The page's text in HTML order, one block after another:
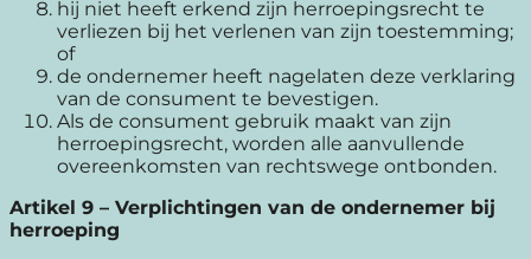
hij niet heeft erkend zijn herroepingsrecht te
verliezen bij het verlenen van zijn toestemming;
of
de ondernemer heeft nagelaten deze verklaring
van de consument te bevestigen.
Als de consument gebruik maakt van zijn
herroepingsrecht, worden alle aanvullende
overeenkomsten van rechtswege ontbonden.
Artikel 9 – Verplichtingen van de ondernemer bij
herroeping